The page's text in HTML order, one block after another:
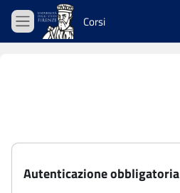
Vai al contenuto principale
Pannello laterale
Corsi
Autenticazione obbligatoria